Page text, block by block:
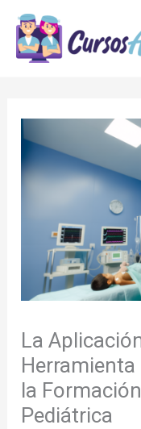
contenido
La
la
Pediátrica